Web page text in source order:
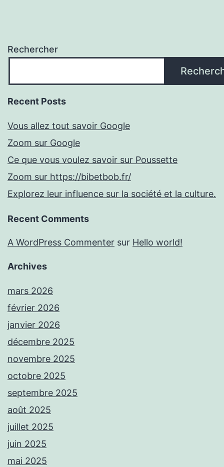
Rechercher
Recent Posts
Vous allez tout savoir Google
Zoom sur Google
Ce que vous voulez savoir sur Poussette
Zoom sur https://bibetbob.fr/
Explorez leur influence sur la société et la culture.
Recent Comments
A WordPress Commenter sur Hello world!
Archives
mars 2026
février 2026
janvier 2026
décembre 2025
novembre 2025
octobre 2025
septembre 2025
août 2025
juillet 2025
juin 2025
mai 2025